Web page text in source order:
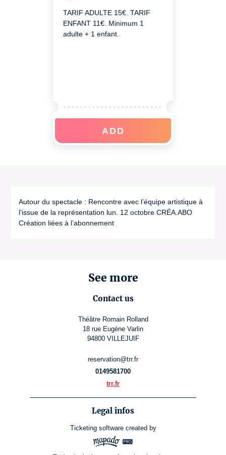
TARIF ADULTE 15€. TARIF
ENFANT 11€. ‎Minimum 1
adulte + 1 enfant.
ADD
Autour du spectacle : Rencontre avec l’équipe artistique à
l’issue de la représentation lun. 12 octobre CRÉA.ABO
Création liées à l’abonnement
See more
Contact us
Théâtre Romain Rolland
18 rue Eugène Varlin
94800 VILLEJUIF
reservation@trr.fr
0149581700
trr.fr
Legal infos
Ticketing software created by